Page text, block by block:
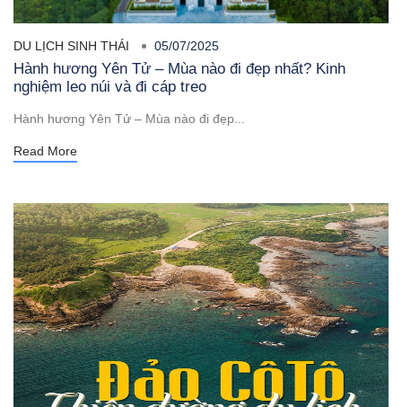
DU LỊCH SINH THÁI 05/07/2025
Hành hương Yên Tử – Mùa nào đi đẹp nhất? Kinh
nghiệm leo núi và đi cáp treo
Hành hương Yên Tử – Mùa nào đi đẹp...
Read More